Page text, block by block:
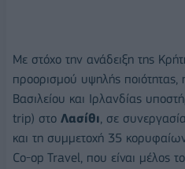
Με στόχο την ανάδειξη της
προορισμού υψηλής
Βασιλείου και Ιρλανδίας
trip) στο Λασίθι, σε
και τη συμμετοχή 35
Co-op Travel, που είναι μέλος